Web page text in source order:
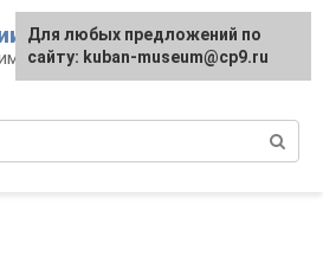
городам, маршруты и
Для любых предложений по
сайту: kuban-museum@cp9.ru